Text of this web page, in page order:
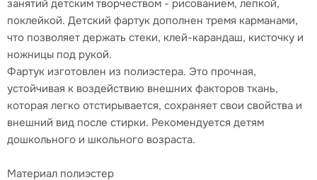
занятий детским творчеством - рисованием, лепкой,
поклейкой. Детский фартук дополнен тремя карманами,
что позволяет держать стеки, клей-карандаш, кисточку и
ножницы под рукой.
Фартук изготовлен из полиэстера. Это прочная,
устойчивая к воздействию внешних факторов ткань,
которая легко отстирывается, сохраняет свои свойства и
внешний вид после стирки. Рекомендуется детям
дошкольного и школьного возраста.
Материал полиэстер